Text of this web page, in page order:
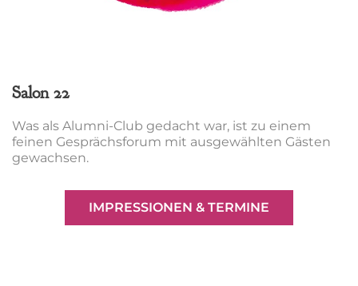
Salon 22
Was als Alumni-Club gedacht war, ist zu einem
feinen Gesprächsforum mit ausgewählten Gästen
gewachsen.
IMPRESSIONEN & TERMINE